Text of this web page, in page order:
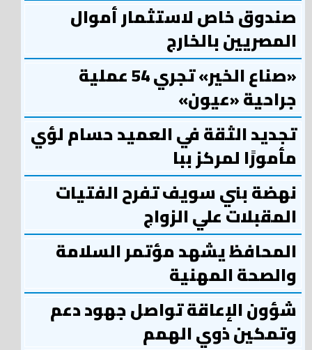
صندوق خاص لاستثمار أموال
المصريين بالخارج
«صناع الخير» تجري 54 عملية
جراحية «عيون»
تجديد الثقة في العميد حسام لؤي
مأمورًا لمركز ببا
نهضة بني سويف تفرح الفتيات
المقبلات علي الزواج
المحافظ يشهد مؤتمر السلامة
والصحة المهنية
شؤون الإعاقة تواصل جهود دعم
وتمكين ذوي الهمم